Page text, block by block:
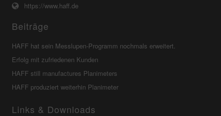
https://www.haff.de
Beiträge
HAFF hat sein Messlupen-Programm nochmals erweitert.
Erfolg mit zufriedenen Kunden
HAFF still manufactures Planimeters
HAFF produziert weiterhin Planimeter
Links & Downloads